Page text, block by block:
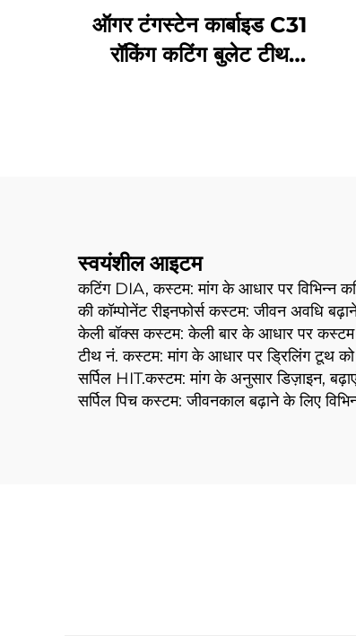
ऑगर टंगस्टेन कार्बाइड C31
रॉकिंग कटिंग बुलेट टीथ
स्वयंशील आइटम
कटिंग DIA, कस्टम: मांग के आधार पर विभिन्न
की कॉम्पोनेंट रीइनफोर्स कस्टम: जीवन अवधि
केली बॉक्स कस्टम: केली बार के आधार पर
टीथ नं. कस्टम: मांग के आधार पर ड्रिलिंग टूथ को
सर्पिल HIT.कस्टम: मांग के अनुसार डिज़ाइन,
सर्पिल पिच कस्टम: जीवनकाल बढ़ाने के लिए